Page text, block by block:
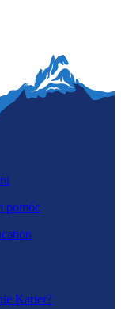
Karier?
pomóc